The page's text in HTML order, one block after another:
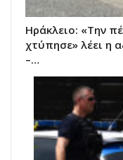
Ηράκλειο: «Την
χτύπησε» λέει η
–…